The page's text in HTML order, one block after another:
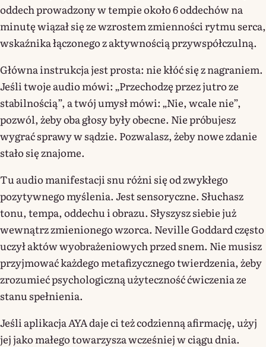
oddech prowadzony w tempie około 6 oddechów na
minutę wiązał się ze wzrostem zmienności rytmu serca,
wskaźnika łączonego z aktywnością przywspółczulną.
Główna instrukcja jest prosta: nie kłóć się z nagraniem.
Jeśli twoje audio mówi: „Przechodzę przez jutro ze
stabilnością”, a twój umysł mówi: „Nie, wcale nie”,
pozwól, żeby oba głosy były obecne. Nie próbujesz
wygrać sprawy w sądzie. Pozwalasz, żeby nowe zdanie
stało się znajome.
Tu audio manifestacji snu różni się od zwykłego
pozytywnego myślenia. Jest sensoryczne. Słuchasz
tonu, tempa, oddechu i obrazu. Słyszysz siebie już
wewnątrz zmienionego wzorca. Neville Goddard często
uczył aktów wyobrażeniowych przed snem. Nie musisz
przyjmować każdego metafizycznego twierdzenia, żeby
zrozumieć psychologiczną użyteczność ćwiczenia ze
stanu spełnienia.
Jeśli aplikacja AYA daje ci też codzienną afirmację, użyj
jej jako małego towarzysza wcześniej w ciągu dnia.